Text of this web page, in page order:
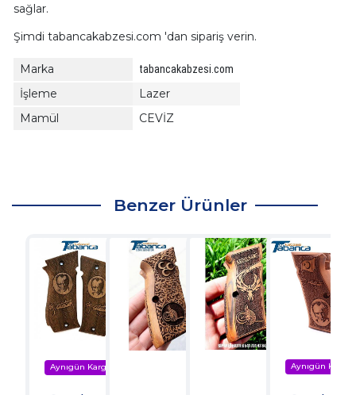
sağlar.
Şimdi tabancakabzesi.com 'dan sipariş verin.
Marka tabancakabzesi.com
İşleme
Lazer
Mamül
CEVİZ
Benzer Ürünler